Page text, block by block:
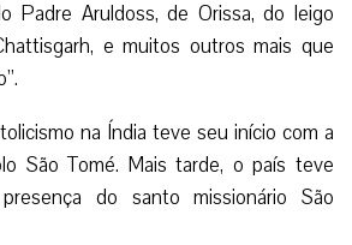
Padre Aruldoss, de Orissa, do leigo
e muitos outros mais que
na Índia teve seu início com a
São Tomé. Mais tarde, o país teve
do santo missionário São